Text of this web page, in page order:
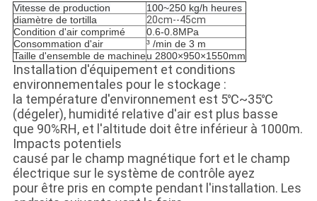
Vitesse de production
100~250 kg/h heures
diamètre de tortilla
20cm--45cm
Condition d'air comprimé
0.6-0.8MPa
Consommation d'air
³ /min de 3 m
Taille d'ensemble de machineu 2800×950×1550mm
Installation d'équipement et conditions
environnementales pour le stockage :
la température d'environnement est 5℃~35℃
(dégeler), humidité relative d'air est plus basse
que 90%RH, et l'altitude doit être inférieur à 1000m.
Impacts potentiels
causé par le champ magnétique fort et le champ
électrique sur le système de contrôle ayez
pour être pris en compte pendant l'installation. Les